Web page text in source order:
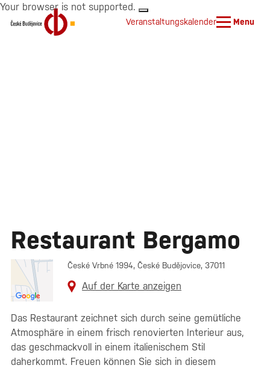
Your browser is not supported.
Veranstaltungskalender Menu
Restaurant Bergamo
České Vrbné 1994, České Budějovice, 37011
Auf der Karte anzeigen
Das Restaurant zeichnet sich durch seine gemütliche
Atmosphäre in einem frisch renovierten Interieur aus,
das geschmackvoll in einem italienischem Stil
daherkommt. Freuen können Sie sich in diesem